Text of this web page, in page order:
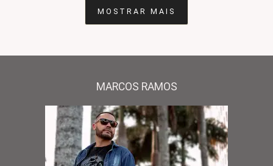
MOSTRAR MAIS
MARCOS RAMOS